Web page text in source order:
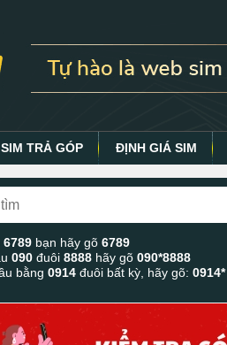
SIM TRẢ GÓP ĐỊNH GIÁ SIM
6789 bạn hãy gõ6789
090đuôi8888 hãy gõ090*8888
bằng0914 đuôi bất kỳ, hãy gõ:0914*